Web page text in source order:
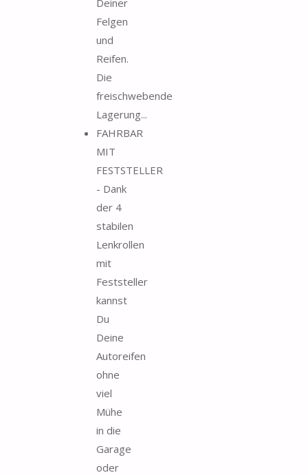
Felgen
und
Reifen.
Die
freischwebende
Lagerung...
FAHRBAR
MIT
FESTSTELLER
- Dank
der 4
stabilen
Lenkrollen
mit
Feststeller
kannst
Du
Deine
Autoreifen
ohne
viel
Mühe
in die
Garage
oder